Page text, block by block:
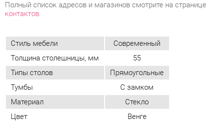
Типы столов
Прямоугольные
Тумбы
Цвет Венге
ОТЗЫВЫ
Пока нет отзывов, поделитесь первым своим мнением.
ДОБАВИТЬ ОТЗЫВ